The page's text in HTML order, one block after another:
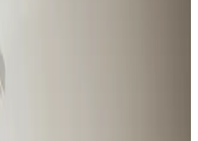
ventilation til
anlæg til krævende
kontor og butik.
og kemikalier i Vojens.